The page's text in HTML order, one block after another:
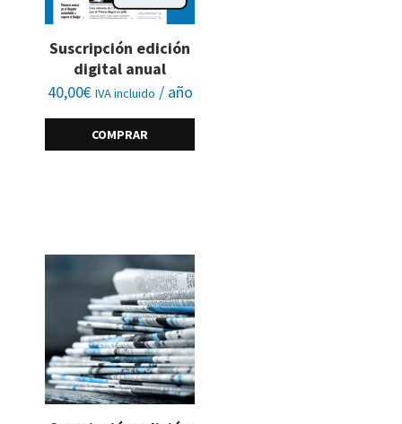
Suscripción edición
digital anual
40,00€ IVA incluido / año
COMPRAR